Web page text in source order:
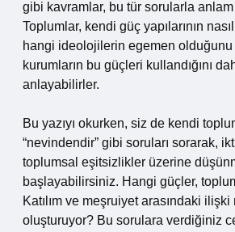
gibi kavramlar, bu tür sorularla anlam
Toplumlar, kendi güç yapılarının
hangi ideolojilerin egemen olduğunu
kurumların bu güçleri kullandığını
anlayabilirler.
Bu yazıyı okurken, siz de kendi
“nevindendir” gibi soruları sorarak,
toplumsal eşitsizlikler üzerine
başlayabilirsiniz. Hangi güçler,
Katılım ve meşruiyet arasındaki
oluşturuyor? Bu sorulara verdiğiniz